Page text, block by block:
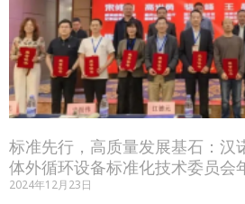
标准先行，高质量发展基石：汉
体外循环设备标准化技术委员会
2024年12月23日